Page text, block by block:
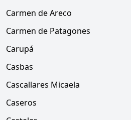
Carmen de Areco
Carmen de Patagones
Carupá
Casbas
Cascallares Micaela
Caseros